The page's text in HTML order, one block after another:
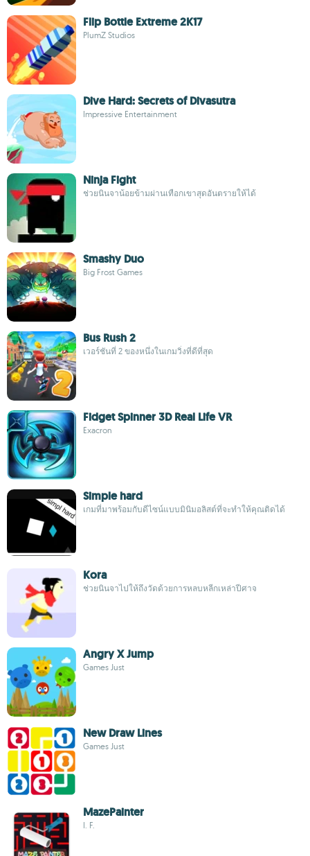
Flip Bottle Extreme 2K17
PlumZ Studios
Dive Hard: Secrets of Divasutra
Impressive Entertainment
Ninja Fight
ช่วยนินจาน้อยข้ามผ่านเทือกเขาสุดอันตรายให้ได้
Smashy Duo
Big Frost Games
Bus Rush 2
เวอร์ชันที่ 2 ของหนึ่งในเกมวิ่งที่ดีที่สุด
Fidget Spinner 3D Real Life VR
Exacron
Simple hard
เกมที่มาพร้อมกับดีไซน์แบบมินิมอลิสต์ที่จะทำให้คุณติดได้
Kora
ช่วยนินจาไปให้ถึงวัดด้วยการหลบหลีกเหล่าปีศาจ
Angry X Jump
Games Just
New Draw Lines
Games Just
MazePainter
I. F.